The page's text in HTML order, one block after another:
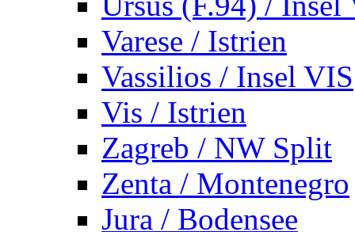
Varese / Istrien
Vassilios / Insel VIS
Vis / Istrien
Zagreb / NW Split
Zenta / Montenegro
Jura / Bodensee